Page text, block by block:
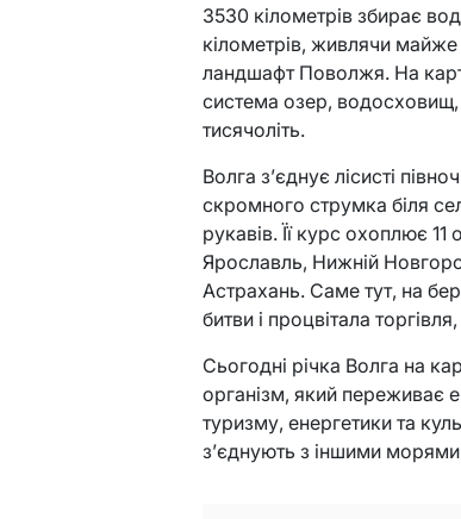
3530 кілометрів збирає
кілометрів, живлячи
ландшафт Поволжя. На
система озер, водосховищ,
тисячоліть.
Волга з’єднує лісисті
скромного струмка біля
рукавів. Її курс охоплює
Ярославль, Нижній
Астрахань. Саме тут, на
битви і процвітала
Сьогодні річка Волга на
організм, який переживає
туризму, енергетики та
з’єднують з іншими